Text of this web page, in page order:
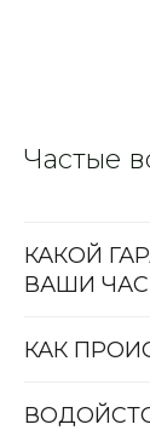
Частые
КАКОЙ
ВАШИ
КАК